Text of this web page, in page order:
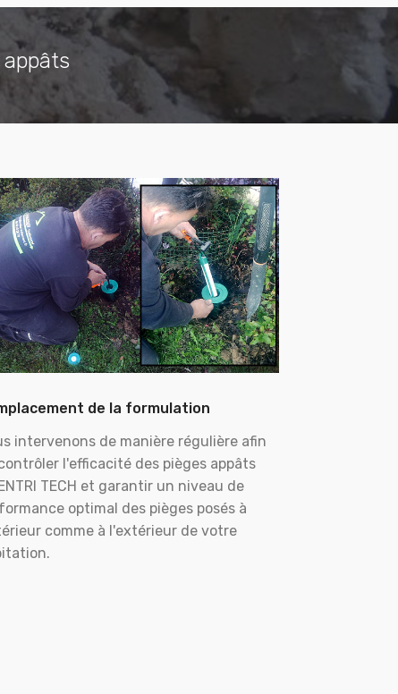
de la formulation
intervenons de manière régulière afin
l'efficacité des pièges appâts
TECH et garantir un niveau de
optimal des pièges posés à
comme à l'extérieur de votre